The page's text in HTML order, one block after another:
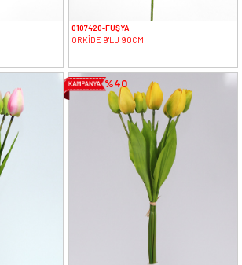
0107420-FUŞYA
ORKİDE 9'LU 90CM
%40